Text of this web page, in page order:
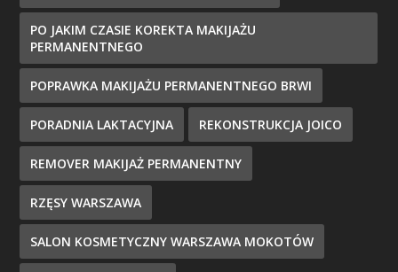
PO JAKIM CZASIE KOREKTA MAKIJAŻU
PERMANENTNEGO
POPRAWKA MAKIJAŻU PERMANENTNEGO BRWI
PORADNIA LAKTACYJNA REKONSTRUKCJA JOICO
REMOVER MAKIJAŻ PERMANENTNY
RZĘSY WARSZAWA
SALON KOSMETYCZNY WARSZAWA MOKOTÓW